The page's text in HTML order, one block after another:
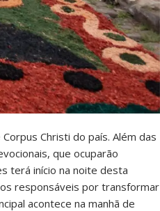
Christi do país. Além das
que ocuparão
terá início na noite desta
responsáveis por transformar
acontece na manhã de